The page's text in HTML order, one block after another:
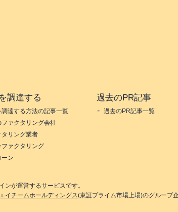
調達する
達する方法の記事一覧
ファクタリング会社
タリング業者
ファクタリング
ーン
過去のPR記事
過去のPR記事一覧
ンが運営するサービスです。
イチームホールディングス(東証プライム市場上場)のグループ企